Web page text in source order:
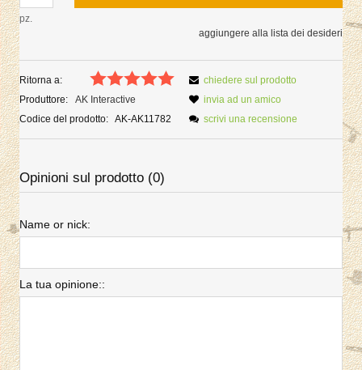
pz.
aggiungere alla lista dei desideri
Ritorna a:
Produttore:
AK Interactive
Codice del prodotto: AK-AK11782
chiedere sul prodotto
invia ad un amico
scrivi una recensione
Opinioni sul prodotto (0)
Name or nick:
La tua opinione::